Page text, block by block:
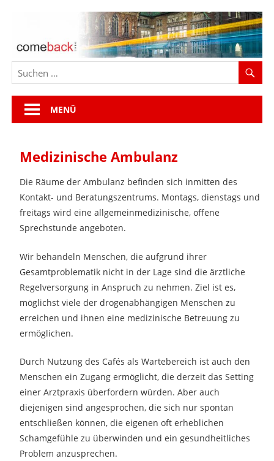
MENÜ
Medizinische Ambulanz
Die Räume der Ambulanz befinden sich inmitten des
Kontakt- und Beratungszentrums. Montags, dienstags und
freitags wird eine allgemeinmedizinische, offene
Sprechstunde angeboten.
Wir behandeln Menschen, die aufgrund ihrer
Gesamtproblematik nicht in der Lage sind die ärztliche
Regelversorgung in Anspruch zu nehmen. Ziel ist es,
möglichst viele der drogenabhängigen Menschen zu
erreichen und ihnen eine medizinische Betreuung zu
ermöglichen.
Durch Nutzung des Cafés als Wartebereich ist auch den
Menschen ein Zugang ermöglicht, die derzeit das Setting
einer Arztpraxis überfordern würden. Aber auch
diejenigen sind angesprochen, die sich nur spontan
entschließen können, die eigenen oft erheblichen
Schamgefühle zu überwinden und ein gesundheitliches
Problem anzusprechen.